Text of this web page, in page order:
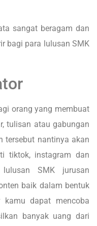
sangat beragam dan
bagi para lulusan SMK
orang yang membuat
tulisan atau gabungan
tersebut nantinya akan
tiktok, instagram dan
SMK jurusan
baik dalam bentuk
dapat mencoba
banyak uang dari